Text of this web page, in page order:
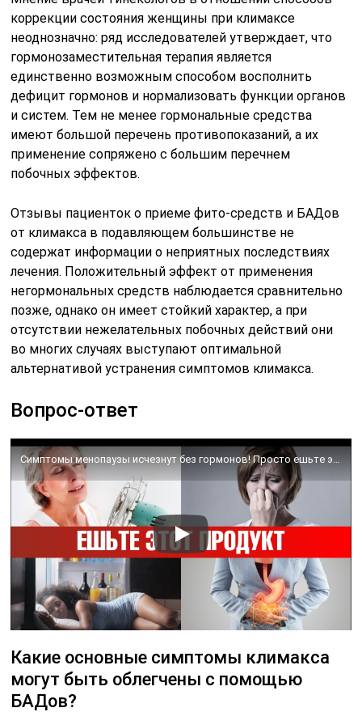
коррекции состояния женщины при климаксе
неоднозначно: ряд исследователей утверждает, что
гормонозаместительная терапия является
единственно возможным способом восполнить
дефицит гормонов и нормализовать функции органов
и систем. Тем не менее гормональные средства
имеют большой перечень противопоказаний, а их
применение сопряжено с большим перечнем
побочных эффектов.
Отзывы пациенток о приеме фито-средств и БАДов
от климакса в подавляющем большинстве не
содержат информации о неприятных последствиях
лечения. Положительный эффект от применения
негормональных средств наблюдается сравнительно
позже, однако он имеет стойкий характер, а при
отсутствии нежелательных побочных действий они
во многих случаях выступают оптимальной
альтернативой устранения симптомов климакса.
Вопрос-ответ
Какие основные симптомы климакса
могут быть облегчены с помощью
БАДов?